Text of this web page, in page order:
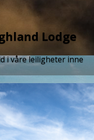
Lodge
i våre leiligheter inne